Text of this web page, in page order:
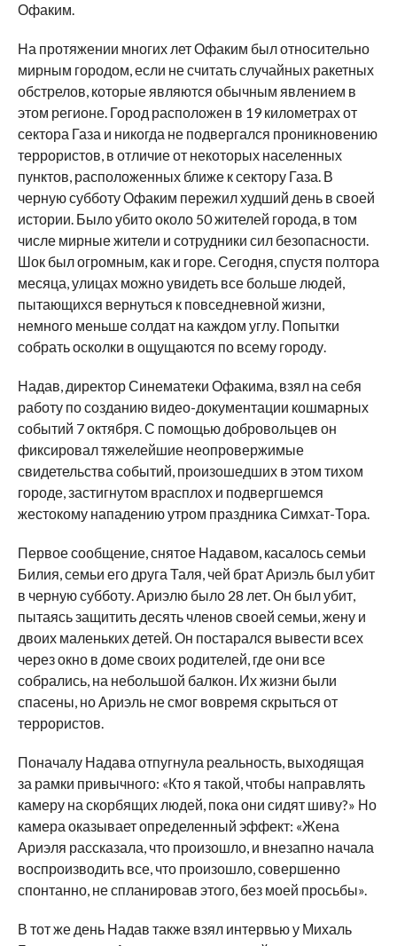
Офаким.
На протяжении многих лет Офаким был относительно
мирным городом, если не считать случайных ракетных
обстрелов, которые являются обычным явлением в
этом регионе. Город расположен в 19 километрах от
сектора Газа и никогда не подвергался проникновению
террористов, в отличие от некоторых населенных
пунктов, расположенных ближе к сектору Газа. В
черную субботу Офаким пережил худший день в своей
истории. Было убито около 50 жителей города, в том
числе мирные жители и сотрудники сил безопасности.
Шок был огромным, как и горе. Сегодня, спустя полтора
месяца, улицах можно увидеть все больше людей,
пытающихся вернуться к повседневной жизни,
немного меньше солдат на каждом углу. Попытки
собрать осколки в ощущаются по всему городу.
Надав, директор Синематеки Офакима, взял на себя
работу по созданию видео-документации кошмарных
событий 7 октября. С помощью добровольцев он
фиксировал тяжелейшие неопровержимые
свидетельства событий, произошедших в этом тихом
городе, застигнутом врасплох и подвергшемся
жестокому нападению утром праздника Симхат-Тора.
Первое сообщение, снятое Надавом, касалось семьи
Билия, семьи его друга Таля, чей брат Ариэль был убит
в черную субботу. Ариэлю было 28 лет. Он был убит,
пытаясь защитить десять членов своей семьи, жену и
двоих маленьких детей. Он постарался вывести всех
через окно в доме своих родителей, где они все
собрались, на небольшой балкон. Их жизни были
спасены, но Ариэль не смог вовремя скрыться от
террористов.
Поначалу Надава отпугнула реальность, выходящая
за рамки привычного: «Кто я такой, чтобы направлять
камеру на скорбящих людей, пока они сидят шиву?» Но
камера оказывает определенный эффект: «Жена
Ариэля рассказала, что произошло, и внезапно начала
воспроизводить все, что произошло, совершенно
спонтанно, не спланировав этого, без моей просьбы».
В тот же день Надав также взял интервью у Михаль